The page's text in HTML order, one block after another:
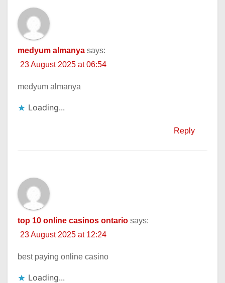
medyum almanya says:
23 August 2025 at 06:54
medyum almanya
Loading...
Reply
top 10 online casinos ontario says:
23 August 2025 at 12:24
best paying online casino
Loading...